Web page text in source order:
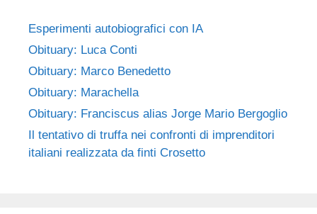
Esperimenti autobiografici con IA
Obituary: Luca Conti
Obituary: Marco Benedetto
Obituary: Marachella
Obituary: Franciscus alias Jorge Mario Bergoglio
Il tentativo di truffa nei confronti di imprenditori
italiani realizzata da finti Crosetto